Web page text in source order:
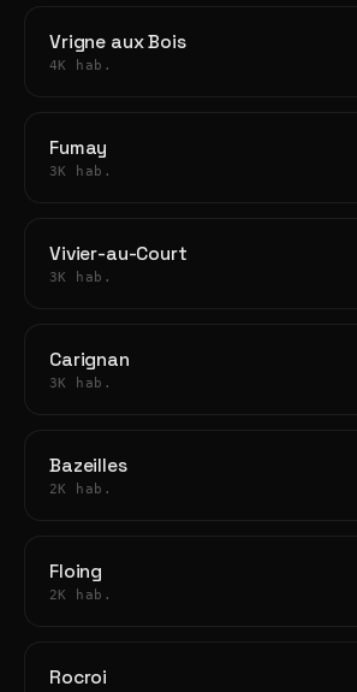
Vrigne aux Bois
4K hab.
Fumay
3K hab.
Vivier-au-Court
3K hab.
Carignan
3K hab.
Bazeilles
2K hab.
Floing
2K hab.
Rocroi